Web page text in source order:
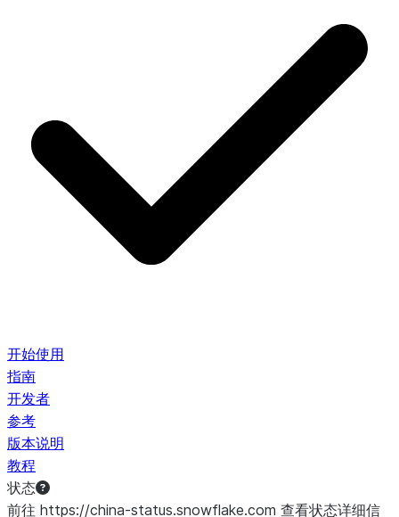
开始使用
指南
开发者
参考
版本说明
教程
状态
前往 https://china-status.snowflake.com 查看状态详细信